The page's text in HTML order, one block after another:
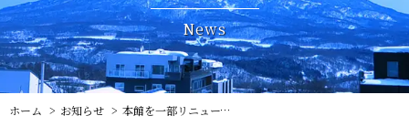
News
ホーム お知らせ 本館を一部リニューアルしました！